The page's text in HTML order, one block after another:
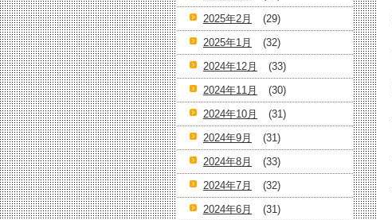
2025年2月
(29)
2025年1月
(32)
2024年12月
(33)
2024年11月
(30)
2024年10月
(31)
2024年9月
(31)
2024年8月
(33)
2024年7月
(32)
2024年6月
(31)